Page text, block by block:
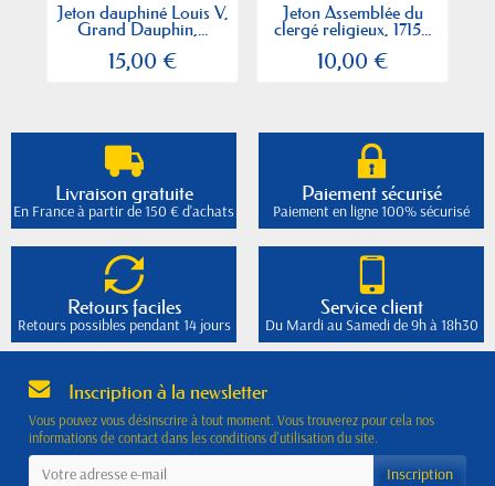
Jeton dauphiné Louis V,
Grand Dauphin,...
15,00 €
Jeton Assemblée du
clergé religieux, 1715...
10,00 €
Livraison gratuite
En France à partir de 150 € d'achats
Paiement sécurisé
Paiement en ligne 100% sécurisé
Retours faciles
Retours possibles pendant 14 jours
Service client
Du Mardi au Samedi de 9h à 18h30
Inscription à la newsletter
Vous pouvez vous désinscrire à tout moment. Vous trouverez pour cela nos
informations de contact dans les conditions d'utilisation du site.